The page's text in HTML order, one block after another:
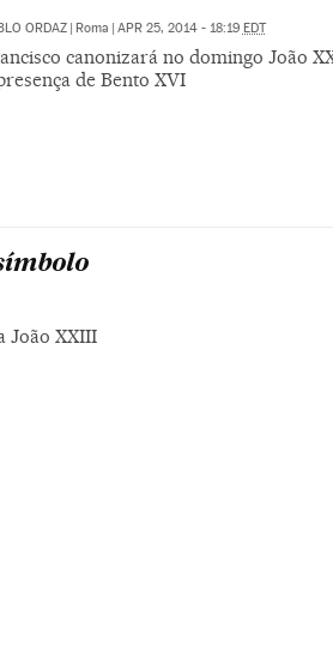
ORDAZ | Roma | APR 25, 2014 - 18:19 EDT
canonizará no domingo João
de Bento XVI
João XXIII